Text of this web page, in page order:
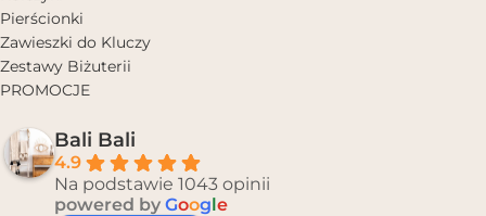
Pierścionki
Zawieszki do Kluczy
Zestawy Biżuterii
PROMOCJE
Bali Bali
4.9
Na podstawie 1043 opinii
powered by Google